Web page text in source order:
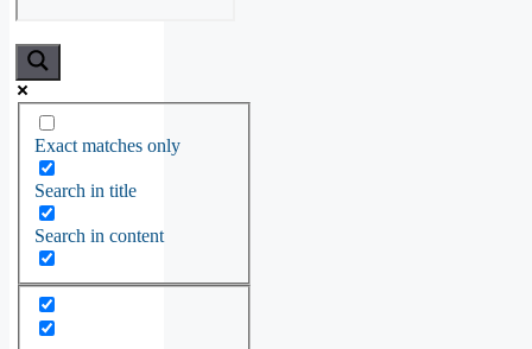
Exact matches only
Search in title
Search in content